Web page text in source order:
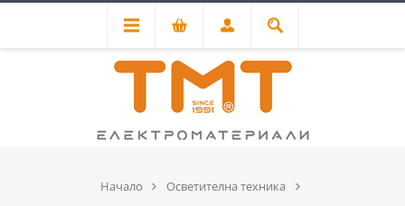
Начало
Осветителна техника